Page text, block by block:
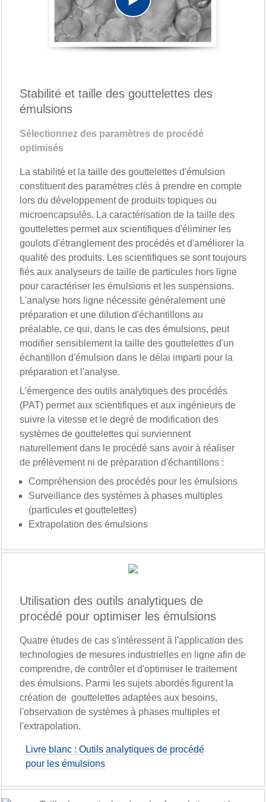
Play
Video
Stabilité et taille des gouttelettes des
émulsions
Sélectionnez des paramètres de procédé
optimisés
La stabilité et la taille des gouttelettes d'émulsion
constituent des paramètres clés à prendre en compte
lors du développement de produits topiques ou
microencapsulés. La caractérisation de la taille des
gouttelettes permet aux scientifiques d'éliminer les
goulots d'étranglement des procédés et d'améliorer la
qualité des produits. Les scientifiques se sont toujours
fiés aux analyseurs de taille de particules hors ligne
pour caractériser les émulsions et les suspensions.
L'analyse hors ligne nécessite généralement une
préparation et une dilution d'échantillons au
préalable, ce qui, dans le cas des émulsions, peut
modifier sensiblement la taille des gouttelettes d'un
échantillon d'émulsion dans le délai imparti pour la
préparation et l'analyse.
L'émergence des outils analytiques des procédés
(PAT) permet aux scientifiques et aux ingénieurs de
suivre la vitesse et le degré de modification des
systèmes de gouttelettes qui surviennent
naturellement dans le procédé sans avoir à réaliser
de prélèvement ni de préparation d'échantillons :
Compréhension des procédés pour les émulsions
Surveillance des systèmes à phases multiples
(particules et gouttelettes)
Extrapolation des émulsions
Utilisation des outils analytiques de
procédé pour optimiser les émulsions
Quatre études de cas s'intéressent à l'application des
technologies de mesures industrielles en ligne afin de
comprendre, de contrôler et d'optimiser le traitement
des émulsions. Parmi les sujets abordés figurent la
création de gouttelettes adaptées aux besoins,
l'observation de systèmes à phases multiples et
l'extrapolation.
Livre blanc : Outils analytiques de procédé
pour les émulsions